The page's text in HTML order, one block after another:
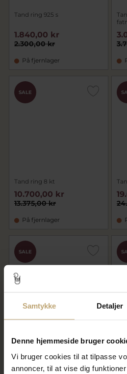
Samtykke Detaljer
Denne hjemmeside bruger
Vi bruger cookies til at tilpasse
annoncer, til at vise dig
Tand ring 925 s
2.300,00 kr
1.840,00 kr
På fjernlager
SALE
Tand ring 8 kt
13.375,00 kr
10.700,00 kr
På fjernlager
SALE
Tand ring 14 kt hvg
25.000,00 kr
20.000,00 kr